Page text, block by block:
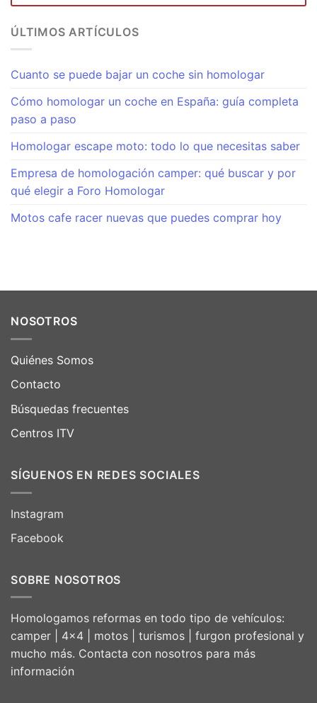
ÚLTIMOS ARTÍCULOS
Cuanto se puede bajar un coche sin homologar
Cómo homologar un coche en España: guía completa
paso a paso
Homologar escape moto: todo lo que necesitas saber
Empresa de homologación camper: qué buscar y por
qué elegir a Foro Homologar
Motos cafe racer nuevas que puedes comprar hoy
NOSOTROS
Quiénes Somos
Contacto
Búsquedas frecuentes
Centros ITV
SÍGUENOS EN REDES SOCIALES
Instagram
Facebook
SOBRE NOSOTROS
Homologamos reformas en todo tipo de vehículos:
camper | 4×4 | motos | turismos | furgon profesional y
mucho más. Contacta con nosotros para más
información